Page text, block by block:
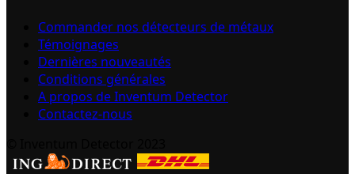
Commander nos détecteurs de métaux
Témoignages
Dernières nouveautés
Conditions générales
A propos de Inventum Detector
Contactez-nous